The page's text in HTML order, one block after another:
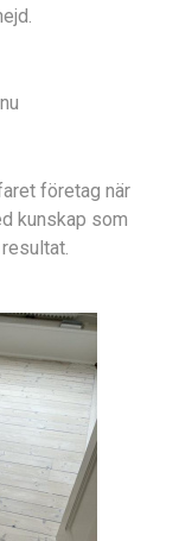
företag när
kunskap som